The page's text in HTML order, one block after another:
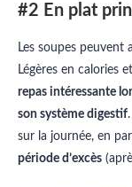
#2 En plat
Les soupes peuvent
Légères en calories
repas intéressante
son système digestif
sur la journée, en
période d’excès